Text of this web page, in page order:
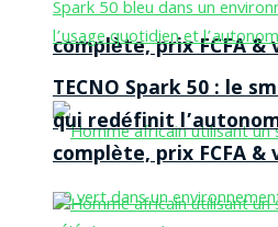
complète, prix FCFA
TECNO Spark 50 : le
qui redéfinit
complète, prix FCFA